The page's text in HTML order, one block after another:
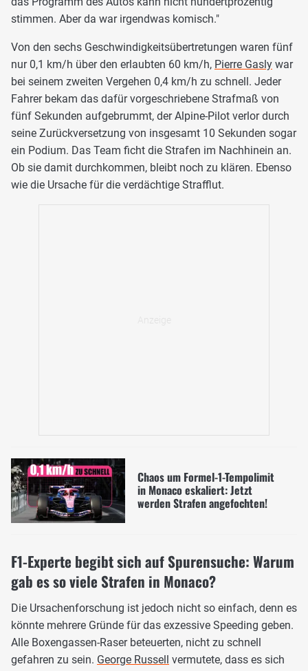
stimmen. Aber da war irgendwas komisch."
Von den sechs Geschwindigkeitsübertretungen waren fünf
nur 0,1 km/h über den erlaubten 60 km/h, Pierre Gasly war
bei seinem zweiten Vergehen 0,4 km/h zu schnell. Jeder
Fahrer bekam das dafür vorgeschriebene Strafmaß von
fünf Sekunden aufgebrummt, der Alpine-Pilot verlor durch
seine Zurückversetzung von insgesamt 10 Sekunden sogar
ein Podium. Das Team ficht die Strafen im Nachhinein an.
Ob sie damit durchkommen, bleibt noch zu klären. Ebenso
wie die Ursache für die verdächtige Strafflut.
Chaos um Formel-1-Tempolimit
in Monaco eskaliert: Jetzt
werden Strafen angefochten!
F1-Experte begibt sich auf Spurensuche: Warum
gab es so viele Strafen in Monaco?
Die Ursachenforschung ist jedoch nicht so einfach, denn es
könnte mehrere Gründe für das exzessive Speeding geben.
Alle Boxengassen-Raser beteuerten, nicht zu schnell
gefahren zu sein. George Russell vermutete, dass es sich